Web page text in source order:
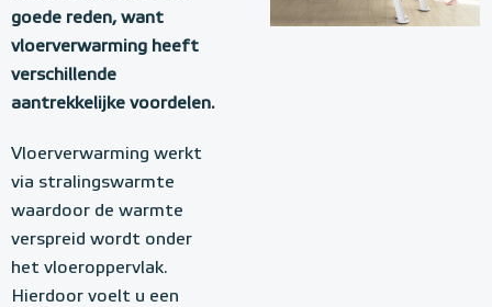
goede reden, want
vloerverwarming heeft
verschillende
aantrekkelijke voordelen.
Vloerverwarming werkt
via stralingswarmte
waardoor de warmte
verspreid wordt onder
het vloeroppervlak.
Hierdoor voelt u een